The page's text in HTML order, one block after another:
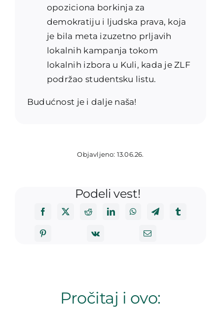
opoziciona borkinja za
demokratiju i ljudska prava, koja
je bila meta izuzetno prljavih
lokalnih kampanja tokom
lokalnih izbora u Kuli, kada je ZLF
podržao studentsku listu.
Budućnost je i dalje naša!
Objavljeno: 13.06.26.
Podeli vest!
Pročitaj i ovo: